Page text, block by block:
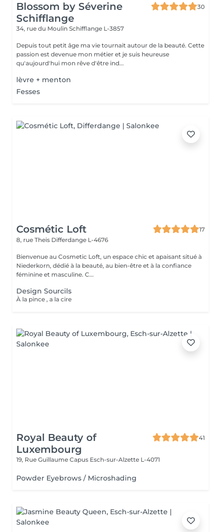
Blossom by Séverine
Schifflange
30
34, rue du Moulin Schifflange L-3857
Depuis tout petit âge ma vie tournait autour de la beauté. Cette
passion est devenue mon métier et je suis heureuse
qu'aujourd'hui mon rêve d'être ind...
lèvre + menton
Fesses
Cosmétic Loft
17
8, rue Theis Differdange L-4676
Bienvenue au Cosmetic Loft, un espace chic et apaisant situé à
Niederkorn, dédié à la beauté, au bien-être et à la confiance
féminine et masculine. C...
Design Sourcils
À la pince , a la cire
Royal Beauty of
Luxembourg
41
19, Rue Guillaume Capus Esch-sur-Alzette L-4071
Powder Eyebrows / Microshading